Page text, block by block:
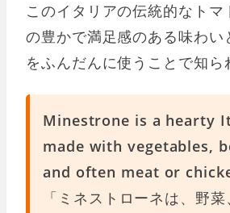
このイタリアの伝統的なトマ
の豊かで満足感のある味わい
をふんだんに使うことで知ら
Minestrone is a hearty
made with vegetables,
and often meat or
「ミネストローネは、野